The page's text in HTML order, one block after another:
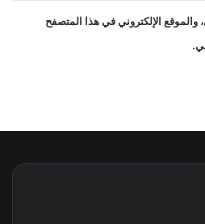
الإلكتروني في هذا المتصفح